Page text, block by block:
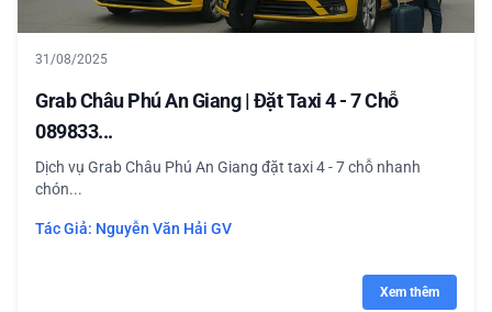
31/08/2025
Grab Châu Phú An Giang | Đặt Taxi 4 - 7 Chỗ
089833...
Dịch vụ Grab Châu Phú An Giang đặt taxi 4 - 7 chỗ nhanh
chón...
Tác Giả: Nguyễn Văn Hải GV
Xem thêm